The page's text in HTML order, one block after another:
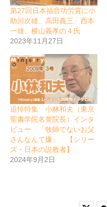
第27回日本福音功労賞に小
助川次雄、高田義三、西本
一雄、横山義孝の４氏
2023年11月27日
追悼特集 小林和夫（東京
聖書学院名誉院長）インタ
ビュー 「牧師でないお父
さんなんて嫌」 【シリー
ズ・日本の説教者】
2024年9月2日